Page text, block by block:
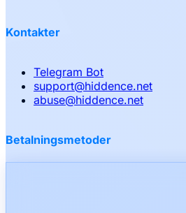
Kontakter
Telegram Bot
support@hiddence.net
abuse@hiddence.net
Betalningsmetoder